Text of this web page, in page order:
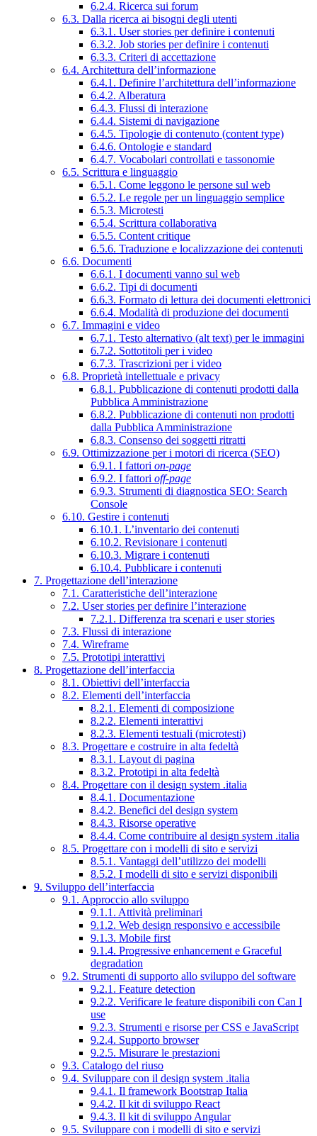
6.2.4. Ricerca sui forum
6.3. Dalla ricerca ai bisogni degli utenti
6.3.1. User stories per definire i contenuti
6.3.2. Job stories per definire i contenuti
6.3.3. Criteri di accettazione
6.4. Architettura dell’informazione
6.4.1. Definire l’architettura dell’informazione
6.4.2. Alberatura
6.4.3. Flussi di interazione
6.4.4. Sistemi di navigazione
6.4.5. Tipologie di contenuto (content type)
6.4.6. Ontologie e standard
6.4.7. Vocabolari controllati e tassonomie
6.5. Scrittura e linguaggio
6.5.1. Come leggono le persone sul web
6.5.2. Le regole per un linguaggio semplice
6.5.3. Microtesti
6.5.4. Scrittura collaborativa
6.5.5. Content critique
6.5.6. Traduzione e localizzazione dei contenuti
6.6. Documenti
6.6.1. I documenti vanno sul web
6.6.2. Tipi di documenti
6.6.3. Formato di lettura dei documenti elettronici
6.6.4. Modalità di produzione dei documenti
6.7. Immagini e video
6.7.1. Testo alternativo (alt text) per le immagini
6.7.2. Sottotitoli per i video
6.7.3. Trascrizioni per i video
6.8. Proprietà intellettuale e privacy
6.8.1. Pubblicazione di contenuti prodotti dalla
Pubblica Amministrazione
6.8.2. Pubblicazione di contenuti non prodotti
dalla Pubblica Amministrazione
6.8.3. Consenso dei soggetti ritratti
6.9. Ottimizzazione per i motori di ricerca (SEO)
6.9.1. I fattori on-page
6.9.2. I fattori off-page
6.9.3. Strumenti di diagnostica SEO: Search
Console
6.10. Gestire i contenuti
6.10.1. L’inventario dei contenuti
6.10.2. Revisionare i contenuti
6.10.3. Migrare i contenuti
6.10.4. Pubblicare i contenuti
7. Progettazione dell’interazione
7.1. Caratteristiche dell’interazione
7.2. User stories per definire l’interazione
7.2.1. Differenza tra scenari e user stories
7.3. Flussi di interazione
7.4. Wireframe
7.5. Prototipi interattivi
8. Progettazione dell’interfaccia
8.1. Obiettivi dell’interfaccia
8.2. Elementi dell’interfaccia
8.2.1. Elementi di composizione
8.2.2. Elementi interattivi
8.2.3. Elementi testuali (microtesti)
8.3. Progettare e costruire in alta fedeltà
8.3.1. Layout di pagina
8.3.2. Prototipi in alta fedeltà
8.4. Progettare con il design system .italia
8.4.1. Documentazione
8.4.2. Benefici del design system
8.4.3. Risorse operative
8.4.4. Come contribuire al design system .italia
8.5. Progettare con i modelli di sito e servizi
8.5.1. Vantaggi dell’utilizzo dei modelli
8.5.2. I modelli di sito e servizi disponibili
9. Sviluppo dell’interfaccia
9.1. Approccio allo sviluppo
9.1.1. Attività preliminari
9.1.2. Web design responsivo e accessibile
9.1.3. Mobile first
9.1.4. Progressive enhancement e Graceful
degradation
9.2. Strumenti di supporto allo sviluppo del software
9.2.1. Feature detection
9.2.2. Verificare le feature disponibili con Can I
use
9.2.3. Strumenti e risorse per CSS e JavaScript
9.2.4. Supporto browser
9.2.5. Misurare le prestazioni
9.3. Catalogo del riuso
9.4. Sviluppare con il design system .italia
9.4.1. Il framework Bootstrap Italia
9.4.2. Il kit di sviluppo React
9.4.3. Il kit di sviluppo Angular
9.5. Sviluppare con i modelli di sito e servizi